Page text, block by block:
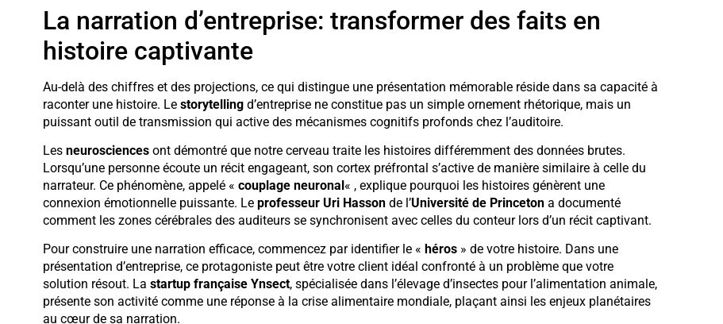
La narration d’entreprise: transformer des faits en
histoire captivante
Au-delà des chiffres et des projections, ce qui distingue une présentation mémorable réside dans sa capacité à
raconter une histoire. Le storytellingd’entreprise ne constitue pas un simple ornement rhétorique, mais un
puissant outil de transmission qui active des mécanismes cognitifs profonds chez l’auditoire.
Les neurosciencesont démontré que notre cerveau traite les histoires différemment des données brutes.
Lorsqu’une personne écoute un récit engageant, son cortex préfrontal s’active de manière similaire à celle du
narrateur. Ce phénomène, appelé « couplage neuronal« , explique pourquoi les histoires génèrent une
connexion émotionnelle puissante. Le professeur Uri Hassonde l’Université de Princetona documenté
comment les zones cérébrales des auditeurs se synchronisent avec celles du conteur lors d’un récit captivant.
Pour construire une narration efficace, commencez par identifier le « héros» de votre histoire. Dans une
présentation d’entreprise, ce protagoniste peut être votre client idéal confronté à un problème que votre
solution résout. La startup française Ynsect, spécialisée dans l’élevage d’insectes pour l’alimentation animale,
présente son activité comme une réponse à la crise alimentaire mondiale, plaçant ainsi les enjeux planétaires
au cœur de sa narration.